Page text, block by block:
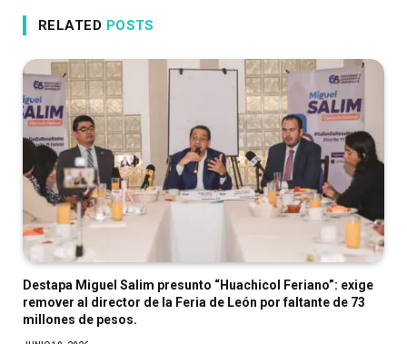
RELATED POSTS
Destapa Miguel Salim presunto “Huachicol Feriano”: exige
remover al director de la Feria de León por faltante de 73
millones de pesos.